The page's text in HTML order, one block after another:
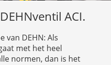
ACI.
van DEHN: Als
met het heel
normen, dan is het